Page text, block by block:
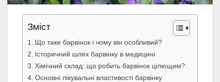
Зміст
Що таке барвінок і чому він особливий?
Історичний шлях барвінку в медицині
Хімічний склад: що робить барвінок цілющим?
Основні лікувальні властивості барвінку